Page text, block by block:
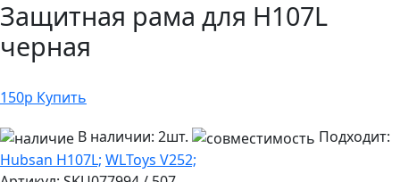
Защитная рама для H107L
черная
150р Купить
В наличии: 2шт.
Подходит:
Hubsan H107L; WLToys V252;